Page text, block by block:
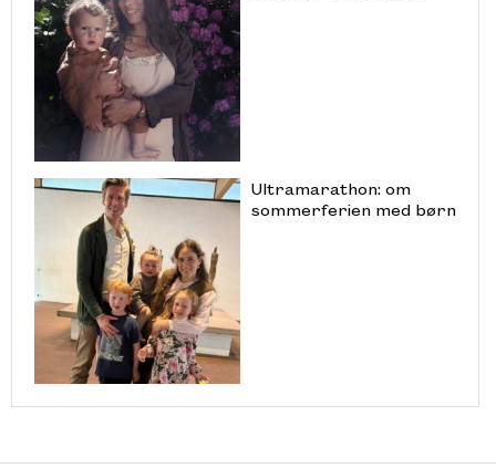
Ultramarathon: om
sommerferien med børn